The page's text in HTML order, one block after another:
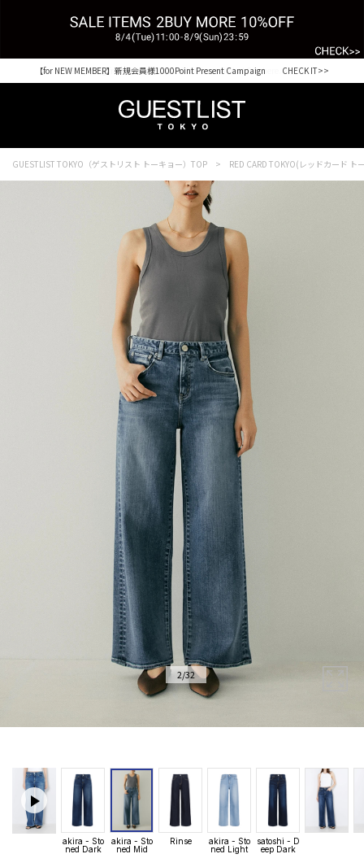
【for NEW MEMBER】新規会員様1000Point Present Campaign CHECK IT>>
GUESTLIST TOKYO（ゲストリスト トーキョー）TOP RED CARD TOKYO(レッドカード ト
2/32
akira - Sto
ned Dark
akira - Sto
ned Mid
Rinse
akira - Sto
ned Light
satoshi - D
eep Dark